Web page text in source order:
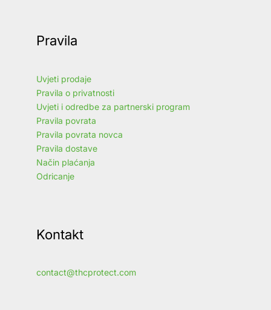
Pravila
Uvjeti prodaje
Pravila o privatnosti
Uvjeti i odredbe za partnerski program
Pravila povrata
Pravila povrata novca
Pravila dostave
Način plaćanja
Odricanje
Kontakt
contact@thcprotect.com